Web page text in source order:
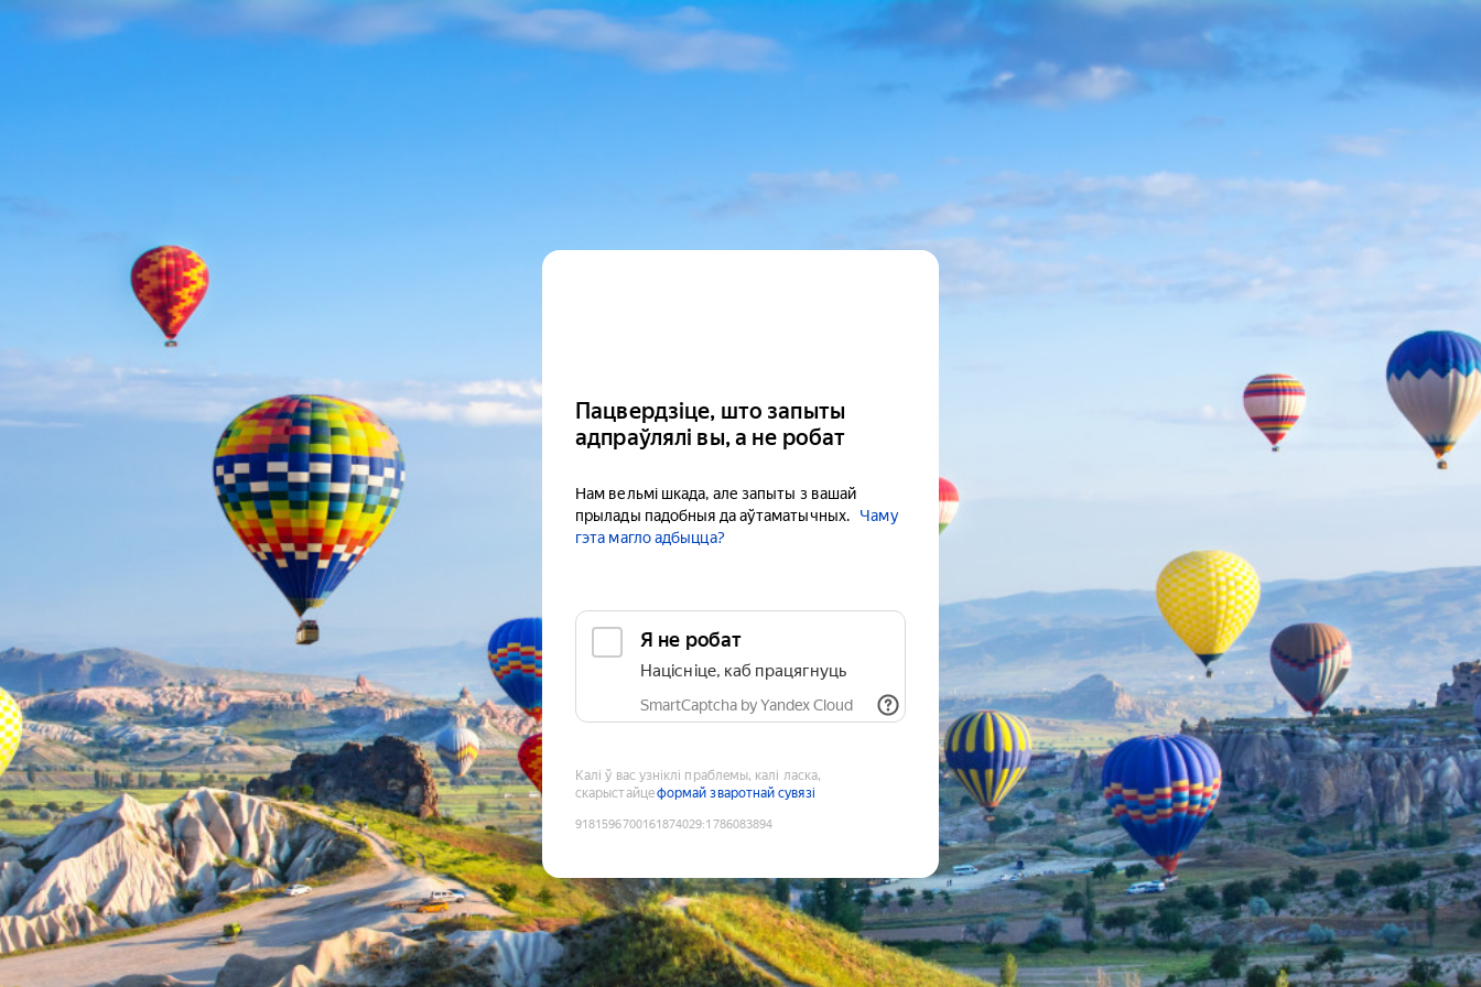
Пацвердзіце, што запыты
адпраўлялі вы, а не робат
Нам вельмі шкада, але запыты з вашай
прылады падобныя да аўтаматычных.
Чаму
гэта магло адбыцца?
Я не робат
Націсніце, каб працягнуць
SmartCaptcha by Yandex Cloud
Калі ў вас узніклі праблемы, калі ласка,
скарыстайцеформай зваротнай сувязі
9181596700161874029:1786083894